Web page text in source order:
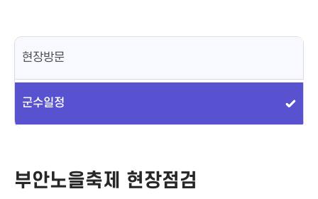
현장방문
군수일정
부안노을축제 현장점검